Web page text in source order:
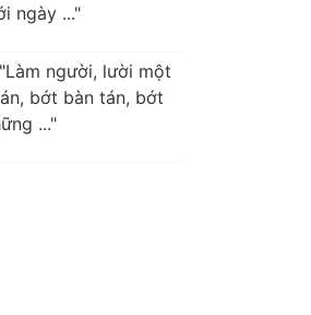
ngày ..."
người, lười một
bớt bàn tán, bớt
..."